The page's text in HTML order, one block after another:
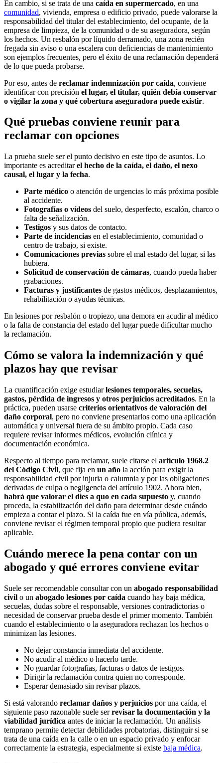
En cambio, si se trata de una caída en supermercado, en una
comunidad, vivienda, empresa o edificio privado, puede valorarse la
responsabilidad del titular del establecimiento, del ocupante, de la
empresa de limpieza, de la comunidad o de su aseguradora, según
los hechos. Un resbalón por líquido derramado, una zona recién
fregada sin aviso o una escalera con deficiencias de mantenimiento
son ejemplos frecuentes, pero el éxito de una reclamación dependerá
de lo que pueda probarse.
Por eso, antes de reclamar indemnización por caída, conviene
identificar con precisión el lugar, el titular, quién debía conservar
o vigilar la zona y qué cobertura aseguradora puede existir.
Qué pruebas conviene reunir para
reclamar con opciones
La prueba suele ser el punto decisivo en este tipo de asuntos. Lo
importante es acreditarel hecho de la caída, el daño, el nexo
causal, el lugar y la fecha.
Parte médico o atención de urgencias lo más próxima posible
al accidente.
Fotografías o vídeos del suelo, desperfecto, escalón, charco o
falta de señalización.
Testigos y sus datos de contacto.
Parte de incidencias en el establecimiento, comunidad o
centro de trabajo, si existe.
Comunicaciones previas sobre el mal estado del lugar, si las
hubiera.
Solicitud de conservación de cámaras, cuando pueda haber
grabaciones.
Facturas y justificantes de gastos médicos, desplazamientos,
rehabilitación o ayudas técnicas.
En lesiones por resbalón o tropiezo, una demora en acudir al médico
o la falta de constancia del estado del lugar puede dificultar mucho
la reclamación.
Cómo se valora la indemnización y qué
plazos hay que revisar
La cuantificación exige estudiarlesiones temporales, secuelas,
gastos, pérdida de ingresos y otros perjuicios acreditados. En la
práctica, pueden usarse criterios orientativos de valoración del
daño corporal, pero no conviene presentarlos como una aplicación
automática y universal fuera de su ámbito propio. Cada caso
requiere revisar informes médicos, evolución clínica y
documentación económica.
Respecto al tiempo para reclamar, suele citarse el artículo 1968.2
del Código Civil, que fija en un año la acción para exigir la
responsabilidad civil por injuria o calumnia y por las obligaciones
derivadas de culpa o negligencia del artículo 1902. Ahora bien,
habrá que valorar el dies a quo en cada supuesto y, cuando
proceda, la estabilización del daño para determinar desde cuándo
empieza a contar el plazo. Si la caída fue en vía pública, además,
conviene revisar el régimen temporal propio que pudiera resultar
aplicable.
Cuándo merece la pena contar con un
abogado y qué errores conviene evitar
Suele ser recomendable consultar con un abogado responsabilidad
civil o un abogado lesiones por caída cuando hay baja médica,
secuelas, dudas sobre el responsable, versiones contradictorias o
necesidad de conservar prueba desde el primer momento. También
cuando el establecimiento o la aseguradora rechazan los hechos o
minimizan las lesiones.
No dejar constancia inmediata del accidente.
No acudir al médico o hacerlo tarde.
No guardar fotografías, facturas o datos de testigos.
Dirigir la reclamación contra quien no corresponde.
Esperar demasiado sin revisar plazos.
Si está valorando reclamar daños y perjuicios por una caída, el
siguiente paso razonable suele serrevisar la documentación y la
viabilidad jurídica antes de iniciar la reclamación. Un análisis
temprano permite detectar debilidades probatorias, distinguir si se
trata de una caída en la calle o en un espacio privado y enfocar
correctamente la estrategia, especialmente si existe baja médica.